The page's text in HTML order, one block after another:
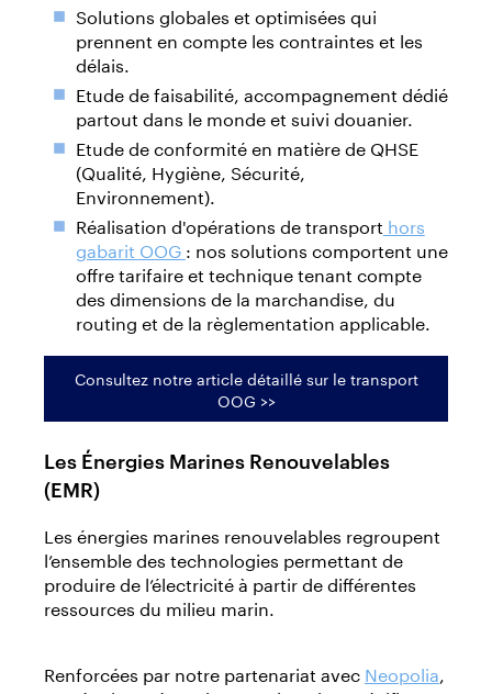
Solutions globales et optimisées qui
prennent en compte les contraintes et les
délais.
Etude de faisabilité, accompagnement dédié
partout dans le monde et suivi douanier.
Etude de conformité en matière de QHSE
(Qualité, Hygiène, Sécurité,
Environnement).
Réalisation d'opérations de transport hors
gabarit OOG : nos solutions comportent une
offre tarifaire et technique tenant compte
des dimensions de la marchandise, du
routing et de la règlementation applicable.
Consultez notre article détaillé sur le transport
OOG >>
Les Énergies Marines Renouvelables
(EMR)
Les énergies marines renouvelables regroupent
l’ensemble des technologies permettant de
produire de l’électricité à partir de différentes
ressources du milieu marin.
Renforcées par notre partenariat avec Neopolia